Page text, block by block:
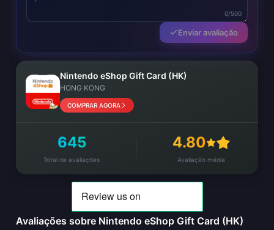
0/500
Enviar avaliação
Nintendo eShop Gift Card (HK)
HONG KONG
COMPRAR AGORA
645
Total de avaliações
4.80
Avaliação média
Avaliações sobre Nintendo eShop Gift Card (HK)